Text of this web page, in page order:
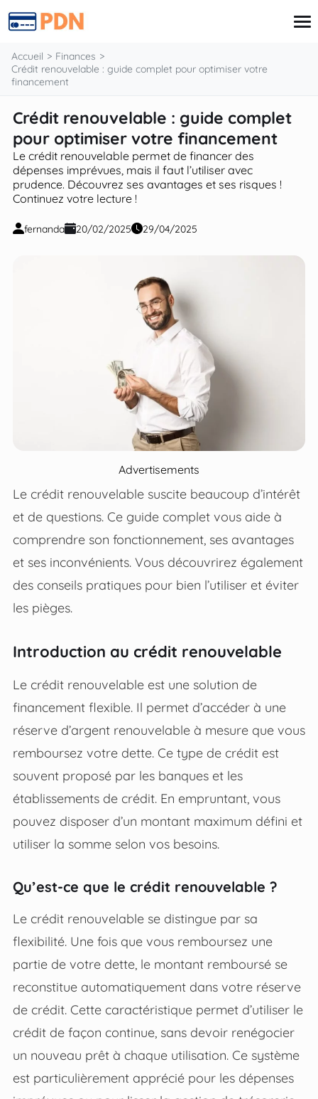
Finances
Prêt
Retraite
Investissements
Assurances
Accueil
Finances
Crédit renouvelable : guide complet pour optimiser votre
financement
Crédit renouvelable : guide complet
pour optimiser votre financement
Le crédit renouvelable permet de financer des
dépenses imprévues, mais il faut l’utiliser avec
prudence. Découvrez ses avantages et ses risques !
Continuez votre lecture !
fernanda 20/02/2025 29/04/2025
Advertisements
Le crédit renouvelable suscite beaucoup d’intérêt
et de questions. Ce guide complet vous aide à
comprendre son fonctionnement, ses avantages
et ses inconvénients. Vous découvrirez également
des conseils pratiques pour bien l’utiliser et éviter
les pièges.
Introduction au crédit renouvelable
Le crédit renouvelable est une solution de
financement flexible. Il permet d’accéder à une
réserve d’argent renouvelable à mesure que vous
remboursez votre dette. Ce type de crédit est
souvent proposé par les banques et les
établissements de crédit. En empruntant, vous
pouvez disposer d’un montant maximum défini et
utiliser la somme selon vos besoins.
Qu’est-ce que le crédit renouvelable ?
Le crédit renouvelable se distingue par sa
flexibilité. Une fois que vous remboursez une
partie de votre dette, le montant remboursé se
reconstitue automatiquement dans votre réserve
de crédit. Cette caractéristique permet d’utiliser le
crédit de façon continue, sans devoir renégocier
un nouveau prêt à chaque utilisation. Ce système
est particulièrement apprécié pour les dépenses